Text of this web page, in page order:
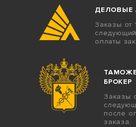
ДЕЛОВЫЕ
Заказы от
оплаты
БРОКЕР
Заказы
после
заказа.